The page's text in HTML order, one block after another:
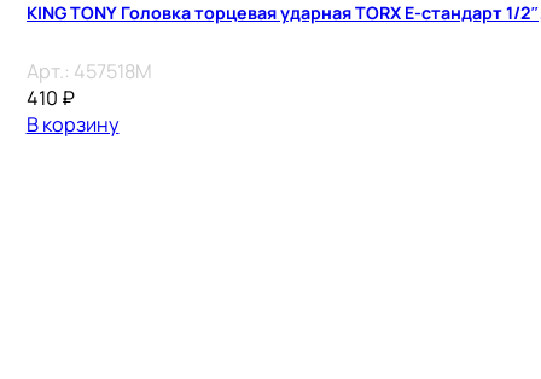
KING TONY Головка торцевая ударная TORX Е-стандарт 1/
Арт.: 457518M
410 ₽
В корзину